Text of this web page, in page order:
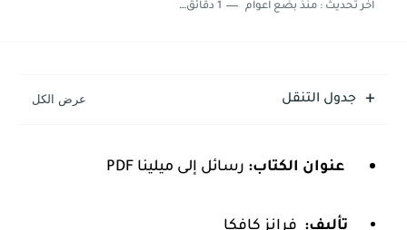
اخر تحديث :منذ بضع اعوام 1 دقائق للقراءة
جدول التنقل
عنوان الكتاب: رسائل إلى ميلينا PDF
تأليف: فرانز كافكا